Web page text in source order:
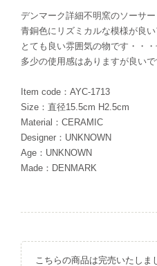
デンマーク詳細不明窯のソーサー
青銅色にリズミカルな模様が良い
とても良い雰囲気の物です・・
多少の使用感はありますが良いで
Item code：AYC-1713
Size：直径15.5cm H2.5cm
Material：CERAMIC
Designer：UNKNOWN
Age：UNKNOWN
Made：DENMARK
こちらの商品は完売いたしま